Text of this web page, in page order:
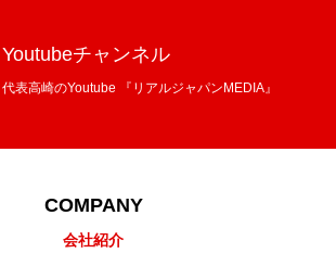
Youtubeチャンネル
代表高崎のYoutube 『リアルジャパンMEDIA』
COMPANY
会社紹介